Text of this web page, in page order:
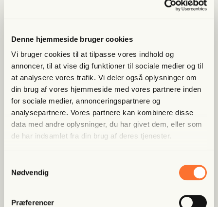
Denne hjemmeside bruger cookies
Vi bruger cookies til at tilpasse vores indhold og
annoncer, til at vise dig funktioner til sociale medier og til
at analysere vores trafik. Vi deler også oplysninger om
din brug af vores hjemmeside med vores partnere inden
for sociale medier, annonceringspartnere og
analysepartnere. Vores partnere kan kombinere disse
data med andre oplysninger, du har givet dem, eller som
de har indsamlet fra din brug af deres tjenester.
Nødvendig
Præferencer
Lige nu kan duspa­re 40%
Bliv med­lem og få adgang til hele Fri­heds­bre­vet. Fra
artik­ler til podcasts – få ori­gi­nal jour­na­li­stik, du ikke
fin­der andre ste­der